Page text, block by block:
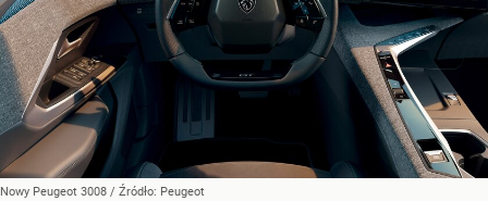
Nowy Peugeot 3008 / Źródło: Peugeot